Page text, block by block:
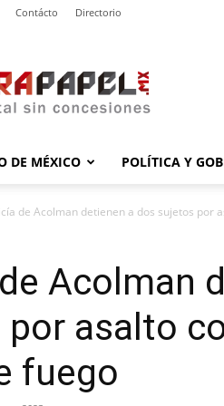
Contácto Directorio
DE MÉXICO POLÍTICA Y
de Acolman detienen a dos sujetos por
Acolman
asalto
fuego